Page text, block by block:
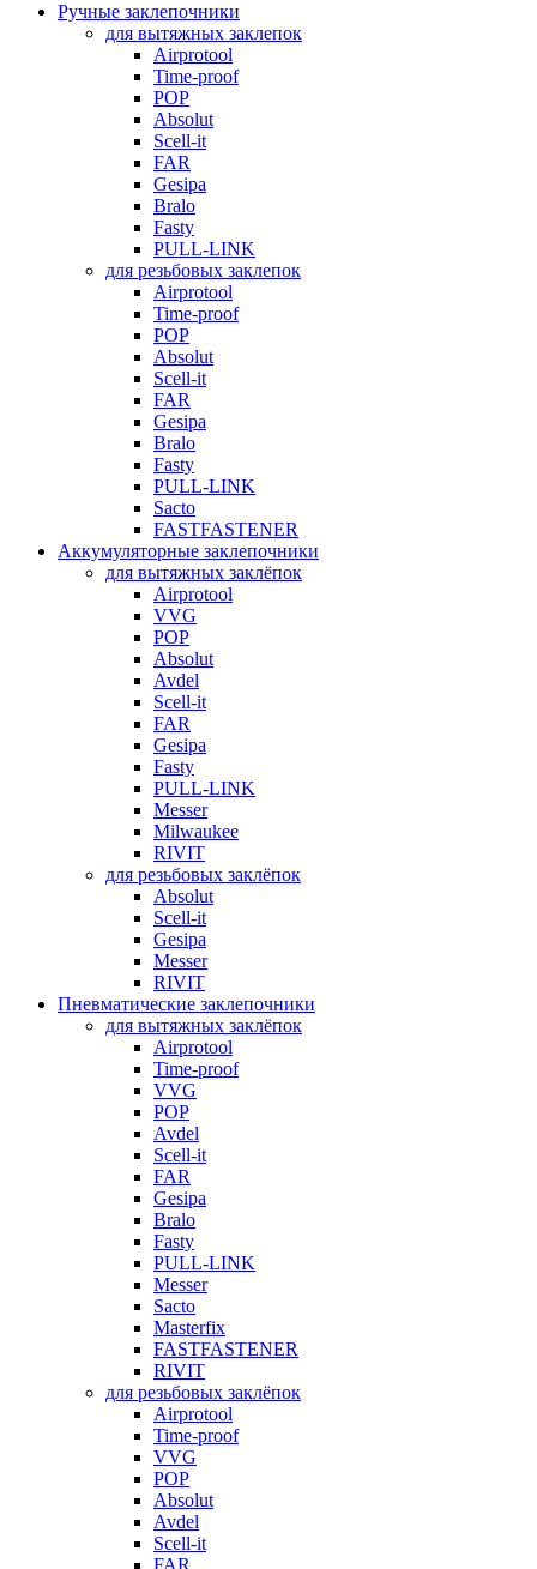
Ручные заклепочники
для вытяжных заклепок
Airprotool
Time-proof
POP
Absolut
Scell-it
FAR
Gesipa
Bralo
Fasty
PULL-LINK
для резьбовых заклепок
Airprotool
Time-proof
POP
Absolut
Scell-it
FAR
Gesipa
Bralo
Fasty
PULL-LINK
Sacto
FASTFASTENER
Аккумуляторные заклепочники
для вытяжных заклёпок
Airprotool
VVG
POP
Absolut
Avdel
Scell-it
FAR
Gesipa
Fasty
PULL-LINK
Messer
Milwaukee
RIVIT
для резьбовых заклёпок
Absolut
Scell-it
Gesipa
Messer
RIVIT
Пневматические заклепочники
для вытяжных заклёпок
Airprotool
Time-proof
VVG
POP
Avdel
Scell-it
FAR
Gesipa
Bralo
Fasty
PULL-LINK
Messer
Sacto
Masterfix
FASTFASTENER
RIVIT
для резьбовых заклёпок
Airprotool
Time-proof
VVG
POP
Absolut
Avdel
Scell-it
FAR